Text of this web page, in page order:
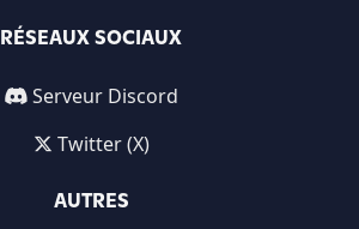
RÉSEAUX SOCIAUX
Serveur Discord
Twitter (X)
AUTRES